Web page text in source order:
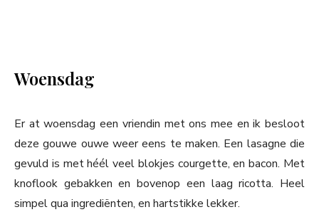
Woensdag
Er at woensdag een vriendin met ons mee en ik besloot
deze gouwe ouwe weer eens te maken. Een lasagne die
gevuld is met héél veel blokjes courgette, en bacon. Met
knoflook gebakken en bovenop een laag ricotta. Heel
simpel qua ingrediënten, en hartstikke lekker.